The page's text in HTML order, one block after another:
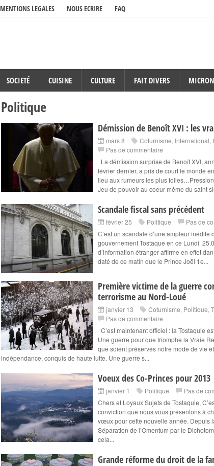
MENTIONS LEGALES NOUS ECRIRE FAQ
SOCIETÉ CUISINE CULTURE FAIT DIVERS
Politique
Démission de Benoît XVI : les
mars 8 Coturnisme, International,
Pas de commentaire
La démission surprise de Benoït XVI,
février dernier, a pris de court le monde
lieu aux rumeurs les plus
Jeu de pouvoir au coeur même du saint
Scandale fiscal sans précédent
février 25 Politique
Pas de
C’est un scandale d’une ampleur inédite
gouvernement Tostaque en ce Lundi
d’information étranger affirme en effet
daté de ce matin que le Prince Joël 1e...
Première victime de la guerre
terrorisme au Nord-Loué
janvier 13 Coturnisme, Politique,
Pas de commentaire
C’est maintenant officiel : la Tostaquie
Une guerre pour que triomphe la Vraie
que soient préservés notre mode de vie
indépendance, conquis de haute lutte. Une guerre s...
Voeux des Co-Princes pour 2013
janvier 1 Politique
Pas de
Chers et Loyaux Sujets de Tostaquie,
conviction que nous vous présentons à
vœux pour cette nouvelle année. Depuis
Séparation de l’Omentum par le
cela...
Grande réforme du droit de la